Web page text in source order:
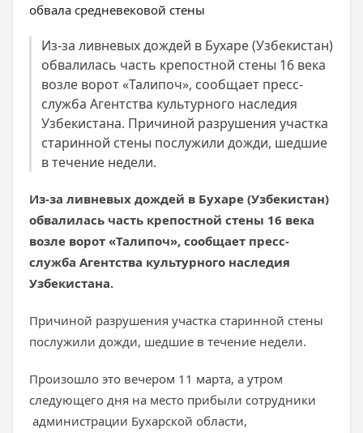
Из-за ливневых дождей в Бухаре (Узбекистан)
обвалилась часть крепостной стены 16 века
возле ворот «Талипоч», сообщает пресс-
служба Агентства культурного наследия
Узбекистана. Причиной разрушения участка
старинной стены послужили дожди, шедшие
в течение недели.
Из-за ливневых дождей в Бухаре (Узбекистан)
обвалилась часть крепостной стены 16 века
возле ворот «Талипоч», сообщает пресс-
служба Агентства культурного наследия
Узбекистана.
Причиной разрушения участка старинной стены
послужили дожди, шедшие в течение недели.
Произошло это вечером 11 марта, а утром
следующего дня на место прибыли сотрудники
администрации Бухарской области,